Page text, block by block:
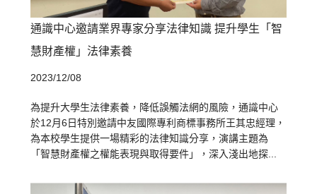
通識中心邀請業界專家分享法律知識 提升學生「智
慧財產權」法律素養
2023/12/08
為提升大學生法律素養，降低誤觸法網的風險，通識中心
於12月6日特別邀請中友國際專利商標事務所王其忠經理，
為本校學生提供一場精彩的法律知識分享，演講主題為
「智慧財產權之權能表現與取得要件」，深入淺出地探...